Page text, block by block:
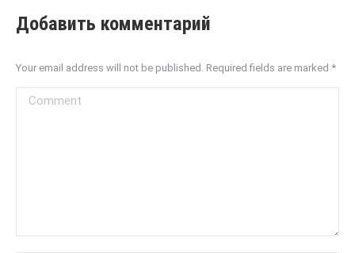
Добавить комментарий
Your email address will not be published. Required fields are marked *
Comment